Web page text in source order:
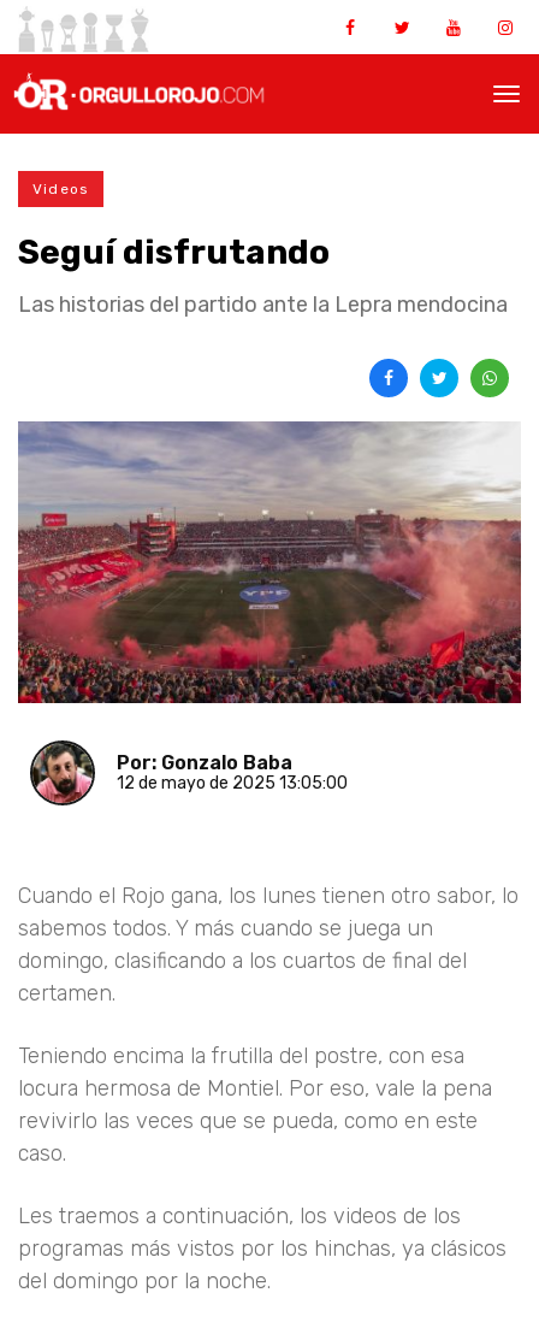
Videos
Seguí disfrutando
Las historias del partido ante la Lepra mendocina
Por: Gonzalo Baba
12 de mayo de 2025 13:05:00
Cuando el Rojo gana, los lunes tienen otro sabor, lo
sabemos todos. Y más cuando se juega un
domingo, clasificando a los cuartos de final del
certamen.
Teniendo encima la frutilla del postre, con esa
locura hermosa de Montiel. Por eso, vale la pena
revivirlo las veces que se pueda, como en este
caso.
Les traemos a continuación, los videos de los
programas más vistos por los hinchas, ya clásicos
del domingo por la noche.